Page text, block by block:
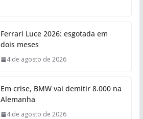
Ferrari Luce 2026: esgotada em
dois meses
4 de agosto de 2026
Em crise, BMW vai demitir 8.000 na
Alemanha
4 de agosto de 2026